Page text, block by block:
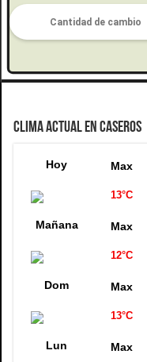
CLIMA ACTUAL EN CASEROS
Hoy Max
13°C
Mañana Max
12°C
Dom Max
13°C
Lun Max